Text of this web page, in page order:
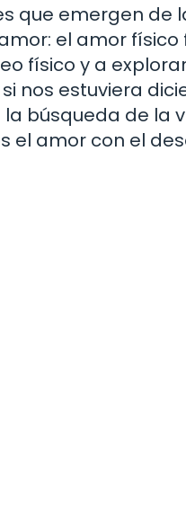
que emergen de
el amor
físico y a
nos estuviera
la búsqueda de la
el amor con el